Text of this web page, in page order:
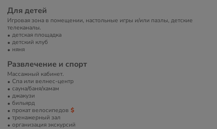
Для детей
Игровая зона в помещении, настольные игры и/или пазлы, детские
телеканалы.
детская площадка
детский клуб
няня
Развлечение и спорт
Массажный кабинет.
Спа или велнес-центр
сауна/баня/хамам
джакузи
бильярд
прокат велосипедов
тренажерный зал
организация экскурсий